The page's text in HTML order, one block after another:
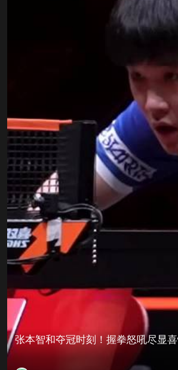
张本智和夺冠时刻！握拳怒吼尽显